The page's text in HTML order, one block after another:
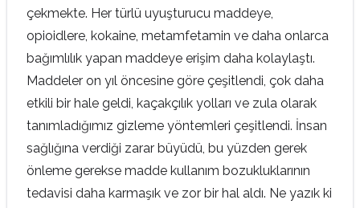
çekmekte. Her türlü uyuşturucu maddeye,
opioidlere, kokaine, metamfetamin ve daha onlarca
bağımlılık yapan maddeye erişim daha kolaylaştı.
Maddeler on yıl öncesine göre çeşitlendi, çok daha
etkili bir hale geldi, kaçakçılık yolları ve zula olarak
tanımladığımız gizleme yöntemleri çeşitlendi. İnsan
sağlığına verdiği zarar büyüdü, bu yüzden gerek
önleme gerekse madde kullanım bozukluklarının
tedavisi daha karmaşık ve zor bir hal aldı. Ne yazık ki